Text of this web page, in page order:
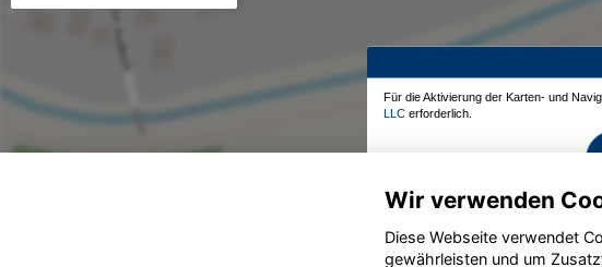
Für die Aktivierung der Karten- und
LLC erforderlich.
Wir verwenden
Diese Webseite verwendet
gewährleisten und um